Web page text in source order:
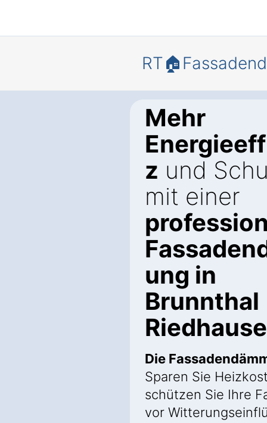
Mehr
z und
mit einer
ung in
Brunnthal
Die
Sparen Sie
schützen Sie Ihre
vor